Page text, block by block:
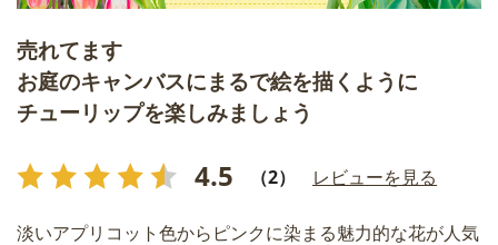
売れてます
お庭のキャンバスにまるで絵を描くように
チューリップを楽しみましょう
4.5 （2） レビューを見る
淡いアプリコット色からピンクに染まる魅力的な花が人気